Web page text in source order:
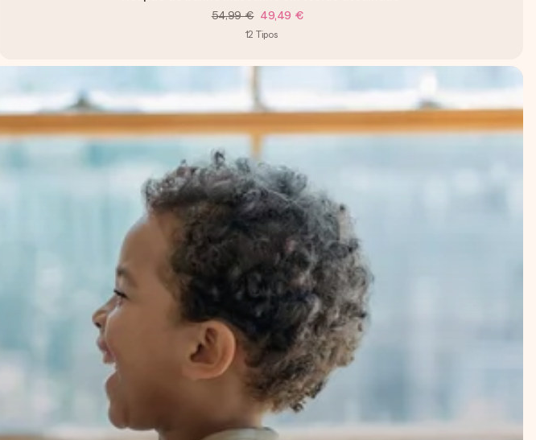
54,99 € 49,49 €
12 Tipos